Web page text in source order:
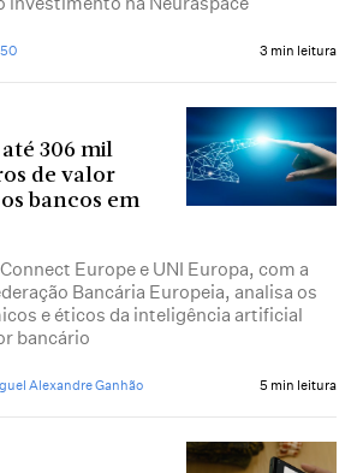
3 min leitura
306 mil
de valor
bancos em
Europe e UNI Europa, com a
Bancária Europeia, analisa os
e éticos da inteligência artificial
bancário
Alexandre Ganhão 5 min leitura